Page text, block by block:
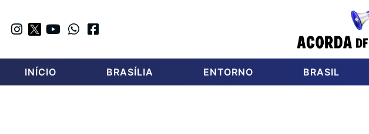
INÍCIO BRASÍLIA ENTORNO BRASIL